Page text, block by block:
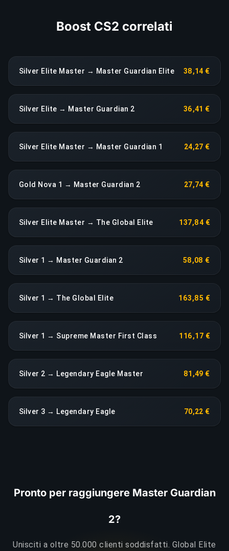
Boost CS2 correlati
Silver Elite Master → Master Guardian Elite 38,14 €
Silver Elite → Master Guardian 2 36,41 €
Silver Elite Master → Master Guardian 1 24,27 €
Gold Nova 1 → Master Guardian 2 27,74 €
Silver Elite Master → The Global Elite 137,84 €
Silver 1 → Master Guardian 2 58,08 €
Silver 1 → The Global Elite 163,85 €
Silver 1 → Supreme Master First Class 116,17 €
Silver 2 → Legendary Eagle Master 81,49 €
Silver 3 → Legendary Eagle 70,22 €
Pronto per raggiungere Master Guardian
2?
Unisciti a oltre 50.000 clienti soddisfatti. Global Elite